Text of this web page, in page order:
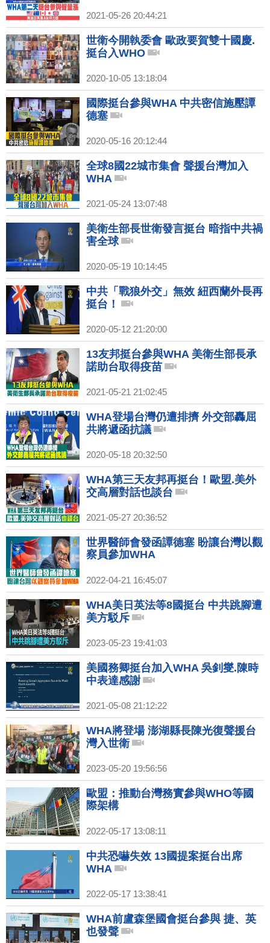
2021-05-26 20:44:21
世衛今開執委會 歐政要賀雙十國慶.
挺台入WHO
2020-10-05 13:18:04
國際挺台參與WHA 中共密信施壓譚
德塞
2020-05-16 20:12:44
全球8國22城市集會 聲援台灣加入
WHA
2021-05-24 13:07:48
美衛生部長世衛發言挺台 暗指中共禍
害全球
2020-05-19 10:14:45
中共「戰狼外交」無效 紐西蘭外長再
挺台！
2020-05-12 21:20:00
13友邦挺台參與WHA 美衛生部長承
諾助台取得疫苗
2021-05-21 21:02:45
WHA登場台灣仍遭排擠 外交部轟屈
共將遞函抗議
2020-05-18 20:32:50
WHA第三天友邦再挺台！歐盟.美外
交高層對話也談台
2021-05-27 20:36:52
世界醫師會發函譚德塞 盼讓台灣以觀
察員參加WHA
2022-04-21 16:45:07
WHA美日英法等8國挺台 中共跳腳遭
美方駁斥
2023-05-23 19:41:03
美國務卿挺台加入WHA 吳釗燮.陳時
中表達感謝
2021-05-08 21:12:22
WHA將登場 澎湖縣長陳光復聲援台
灣入世衛
2023-05-20 19:56:56
歐盟：推動台灣務實參與WHO等國
際架構
2022-05-17 13:08:11
中共恐嚇失效 13國提案挺台出席
WHA
2022-05-17 13:38:41
WHA前盧森堡國會挺台參與 捷、英
也發聲